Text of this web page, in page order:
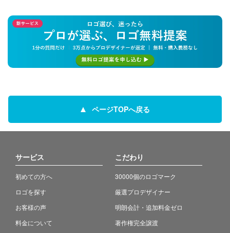
ページTOPへ戻る
サービス
初めての方へ
ロゴを探す
お客様の声
料金について
こだわり
30000個のロゴマーク
厳選プロデザイナー
明朗会計・追加料金ゼロ
著作権完全譲渡